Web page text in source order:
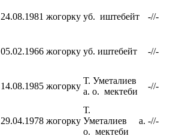
24.08.1981 жогорку уб. иштебейт -//-
05.02.1966 жогорку уб. иштебейт -//-
14.08.1985 жогорку
Т. Уметалиев
а. о. мектеби
-//-
29.04.1978 жогорку
Т.
Уметалиев а.
о. мектеби
-//-